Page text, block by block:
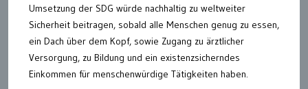
Umsetzung der SDG würde nachhaltig zu weltweiter
Sicherheit beitragen, sobald alle Menschen genug zu essen,
ein Dach über dem Kopf, sowie Zugang zu ärztlicher
Versorgung, zu Bildung und ein existenzsicherndes
Einkommen für menschenwürdige Tätigkeiten haben.